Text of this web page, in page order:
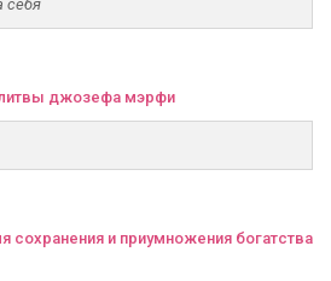
себя
джозефа мэрфи
сохранения и приумножения богатства